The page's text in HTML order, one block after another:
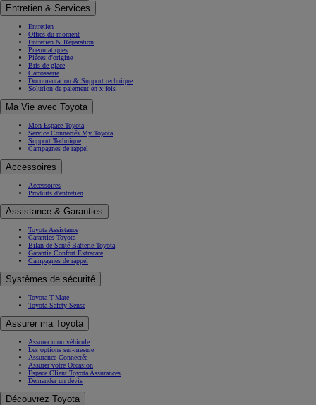
Entretien & Services
Entretien
Offres du moment
Entretien & Réparation
Pneumatiques
Pièces d'origine
Bris de glace
Carrosserie
Documentation & Support technique
Solution de paiement en x fois
Ma Vie avec Toyota
Mon Espace Toyota
Service Connectés My Toyota
Support Technique
Campagnes de rappel
Accessoires
Accessoires
Produits d'entretien
Assistance & Garanties
Toyota Assistance
Garanties Toyota
Bilan de Santé Batterie Toyota
Garantie Confort Extracare
Campagnes de rappel
Systèmes de sécurité
Toyota T-Mate
Toyota Safety Sense
Assurer ma Toyota
Assurer mon véhicule
Les options sur-mesure
Assurance Connectée
Assurer votre Occasion
Espace Client Toyota Assurances
Demander un devis
Découvrez Toyota